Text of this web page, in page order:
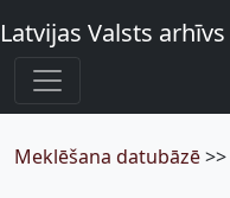
Latvijas Valsts arhīvs
Meklēšana datubāzē>>